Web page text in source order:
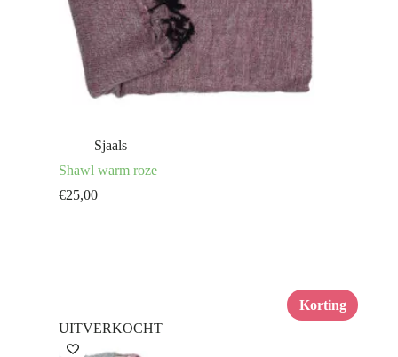
Sjaals
Shawl warm roze
€25,00
UITVERKOCHT
Korting